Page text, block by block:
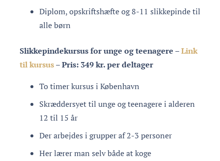
Diplom, opskriftshæfte og 8-11 slikkepinde til
alle børn
Slikkepindekursus for unge og teenagere –Link
til kursus– Pris: 349 kr. per deltager
To timer kursus i København
Skræddersyet til unge og teenagere i alderen
12 til 15 år
Der arbejdes i grupper af 2-3 personer
Her lærer man selv både at koge